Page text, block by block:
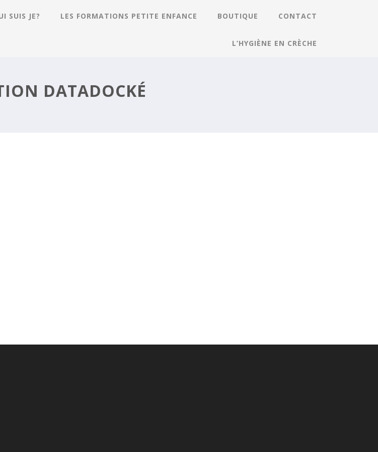
SUIS JE? LES FORMATIONS PETITE ENFANCE BOUTIQUE CONTACT
L’HYGIÈNE EN CRÈCHE
DATADOCKÉ